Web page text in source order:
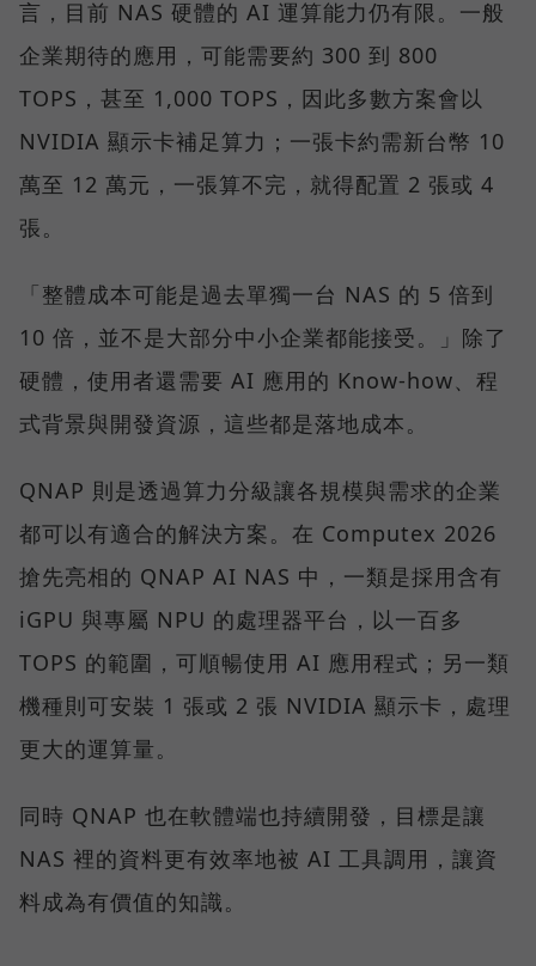
言，目前 NAS 硬體的 AI 運算能力仍有限。一般
企業期待的應用，可能需要約 300 到 800
TOPS，甚至 1,000 TOPS，因此多數方案會以
NVIDIA 顯示卡補足算力；一張卡約需新台幣 10
萬至 12 萬元，一張算不完，就得配置 2 張或 4
張。
「整體成本可能是過去單獨一台 NAS 的 5 倍到
10 倍，並不是大部分中小企業都能接受。」除了
硬體，使用者還需要 AI 應用的 Know-how、程
式背景與開發資源，這些都是落地成本。
QNAP 則是透過算力分級讓各規模與需求的企業
都可以有適合的解決方案。在 Computex 2026
搶先亮相的 QNAP AI NAS 中，一類是採用含有
iGPU 與專屬 NPU 的處理器平台，以一百多
TOPS 的範圍，可順暢使用 AI 應用程式；另一類
機種則可安裝 1 張或 2 張 NVIDIA 顯示卡，處理
更大的運算量。
同時 QNAP 也在軟體端也持續開發，目標是讓
NAS 裡的資料更有效率地被 AI 工具調用，讓資
料成為有價值的知識。